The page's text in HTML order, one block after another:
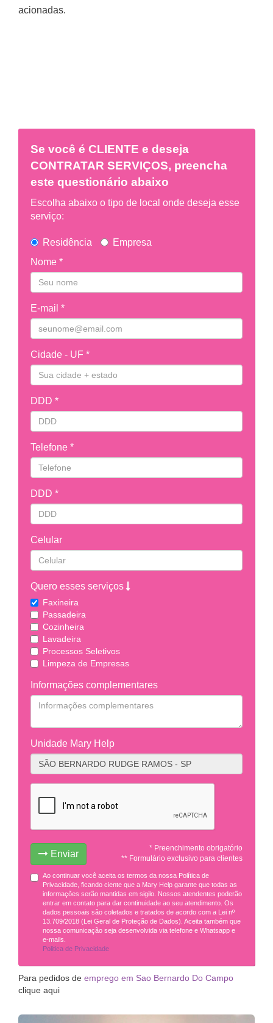
acionadas.
Se você é CLIENTE e deseja
CONTRATAR SERVIÇOS, preencha
este questionário abaixo
Escolha abaixo o tipo de local onde deseja esse
serviço:
Residência
Empresa
Nome *
E-mail *
Cidade - UF *
DDD *
Telefone *
DDD *
Celular
Quero esses serviços
Faxineira
Passadeira
Cozinheira
Lavadeira
Processos Seletivos
Limpeza de Empresas
Informações complementares
Unidade Mary Help
Enviar
* Preenchimento obrigatório
** Formulário exclusivo para clientes
Ao continuar você aceita os termos da nossa Política de
Privacidade, ficando ciente que a Mary Help garante que todas as
informações serão mantidas em sigilo. Nossos atendentes poderão
entrar em contato para dar continuidade ao seu atendimento. Os
dados pessoais são coletados e tratados de acordo com a Lei nº
13.709/2018 (Lei Geral de Proteção de Dados). Aceita também que
nossa comunicação seja desenvolvida via telefone e Whatsapp e
e-mails.
Politica de Privacidade
Para pedidos de emprego em Sao Bernardo Do Campo
clique aqui